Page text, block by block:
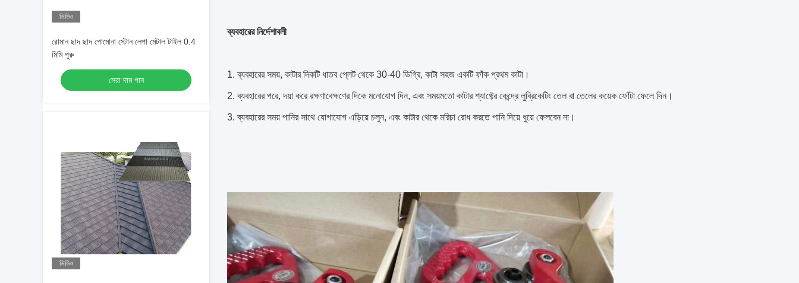
ভিডিও
রোমান ছাদ ছাদ পোমোনা স্টোন লেপা মেটাল টাইল 0.4
মিমি পুরু
সেরা দাম পান
ভিডিও
ব্যবহারের নির্দেশাবলী
1. ব্যবহারের সময়, কাটার দিকটি ধাতব প্লেট থেকে 30-40 ডিগ্রি, কাটা সহজ একটি ফাঁক প্রথম কাটা।
2. ব্যবহারের পরে, দয়া করে রক্ষণাবেক্ষণের দিকে মনোযোগ দিন, এবং সময়মতো কাটার শ্যাফ্টের কেন্দ্রে লুব্রিকেটিং তেল বা তেলের কয়েক ফোঁটা ফেলে দিন।
3. ব্যবহারের সময় পানির সাথে যোগাযোগ এড়িয়ে চলুন, এবং কাটার থেকে মরিচা রোধ করতে পানি দিয়ে ধুয়ে ফেলবেন না।